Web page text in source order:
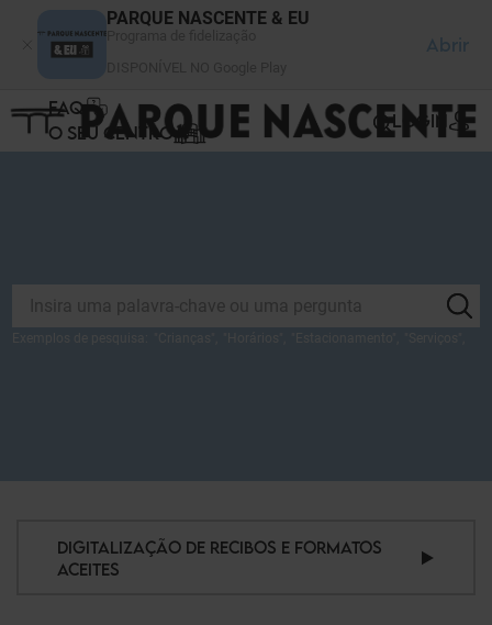
PARQUE NASCENTE & EU
Abrir
FAQ
O SEU CENTRO
LOGIN
DIGITALIZAÇÃO DE RECIBOS E FORMATOS
ACEITES
Painel de Gerenciamento de Cookies